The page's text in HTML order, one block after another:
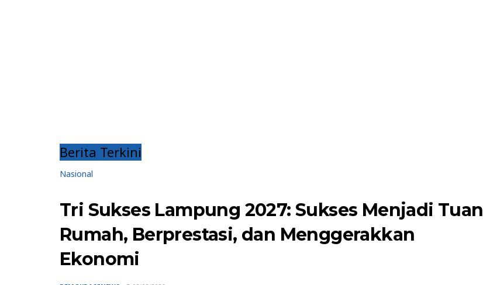
Berita Terkini
Nasional
Tri Sukses Lampung 2027: Sukses Menjadi Tuan
Rumah, Berprestasi, dan Menggerakkan
Ekonomi